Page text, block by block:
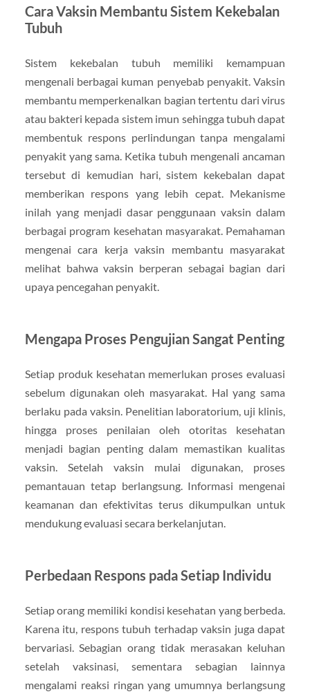
Cara Vaksin Membantu Sistem Kekebalan
Tubuh
Sistem kekebalan tubuh memiliki kemampuan
mengenali berbagai kuman penyebab penyakit. Vaksin
membantu memperkenalkan bagian tertentu dari virus
atau bakteri kepada sistem imun sehingga tubuh dapat
membentuk respons perlindungan tanpa mengalami
penyakit yang sama. Ketika tubuh mengenali ancaman
tersebut di kemudian hari, sistem kekebalan dapat
memberikan respons yang lebih cepat. Mekanisme
inilah yang menjadi dasar penggunaan vaksin dalam
berbagai program kesehatan masyarakat. Pemahaman
mengenai cara kerja vaksin membantu masyarakat
melihat bahwa vaksin berperan sebagai bagian dari
upaya pencegahan penyakit.
Mengapa Proses Pengujian Sangat Penting
Setiap produk kesehatan memerlukan proses evaluasi
sebelum digunakan oleh masyarakat. Hal yang sama
berlaku pada vaksin. Penelitian laboratorium, uji klinis,
hingga proses penilaian oleh otoritas kesehatan
menjadi bagian penting dalam memastikan kualitas
vaksin. Setelah vaksin mulai digunakan, proses
pemantauan tetap berlangsung. Informasi mengenai
keamanan dan efektivitas terus dikumpulkan untuk
mendukung evaluasi secara berkelanjutan.
Perbedaan Respons pada Setiap Individu
Setiap orang memiliki kondisi kesehatan yang berbeda.
Karena itu, respons tubuh terhadap vaksin juga dapat
bervariasi. Sebagian orang tidak merasakan keluhan
setelah vaksinasi, sementara sebagian lainnya
mengalami reaksi ringan yang umumnya berlangsung